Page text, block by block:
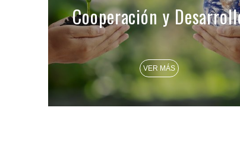
Cooperación y
VER MÁS